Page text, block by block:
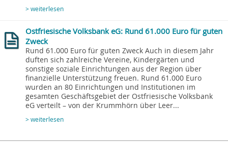
> weiterlesen
Ostfriesische Volksbank eG: Rund 61.000 Euro für guten
Zweck
Rund 61.000 Euro für guten Zweck Auch in diesem Jahr
duften sich zahlreiche Vereine, Kindergärten und
sonstige soziale Einrichtungen aus der Region über
finanzielle Unterstützung freuen. Rund 61.000 Euro
wurden an 80 Einrichtungen und Institutionen im
gesamten Geschäftsgebiet der Ostfriesische Volksbank
eG verteilt – von der Krummhörn über Leer...
> weiterlesen